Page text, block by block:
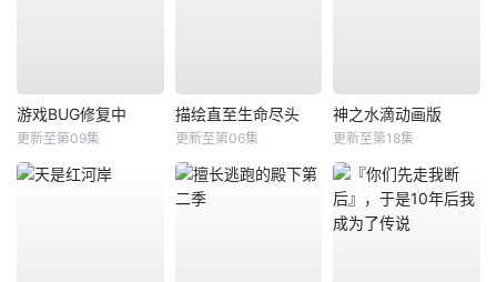
游戏BUG修复中
更新至第09集
描绘直至生命尽头
更新至第06集
神之水滴动画版
更新至第18集